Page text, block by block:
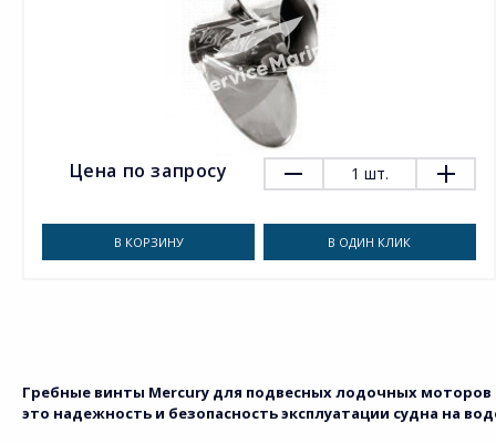
Цена по запросу 1 шт.
В КОРЗИНУ В ОДИН КЛИК
Гребные винты Mercury для подвесных лодочных моторов
это надежность и безопасность эксплуатации судна на